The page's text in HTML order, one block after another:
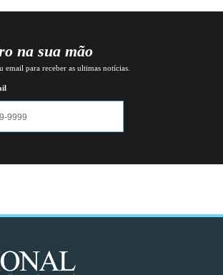
na sua mão
email para receber as ultimas notícias.